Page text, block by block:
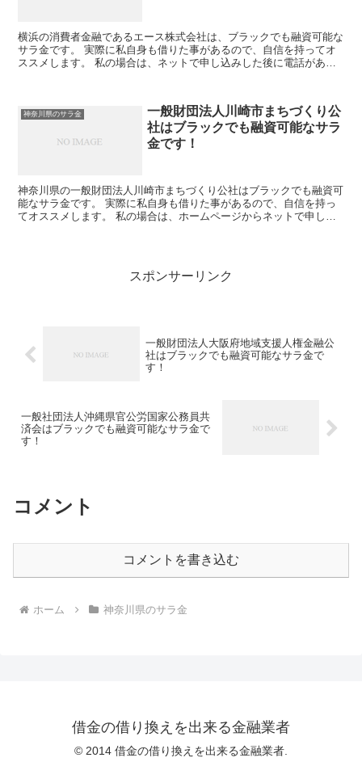
横浜の消費者金融であるエース株式会社は、ブラックでも融資可能な
サラ金です。 実際に私自身も借りた事があるので、自信を持ってオ
ススメします。 私の場合は、ネットで申し込みした後に電話があ
神奈川県のサラ金
一般財団法人川崎市まちづくり公
社はブラックでも融資可能なサラ
金です！
神奈川県の一般財団法人川崎市まちづくり公社はブラックでも融資可
能なサラ金です。 実際に私自身も借りた事があるので、自信を持っ
てオススメします。 私の場合は、ホームページからネットで申し込
スポンサーリンク
一般財団法人大阪府地域支援人権金融公
社はブラックでも融資可能なサラ金で
す！
一般社団法人沖縄県官公労国家公務員共
済会はブラックでも融資可能なサラ金で
す！
コメント
コメントを書き込む
ホーム 神奈川県のサラ金
借金の借り換えを出来る金融業者
© 2014 借金の借り換えを出来る金融業者.